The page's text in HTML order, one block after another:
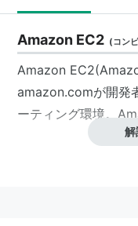
Amazon EC2 (コン
Amazon
amazon.comが開発
ーティング環境。
amazon.comのデー
解